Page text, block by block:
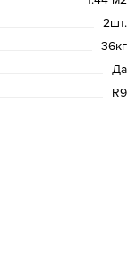
2шт.
36кг
Да
R9